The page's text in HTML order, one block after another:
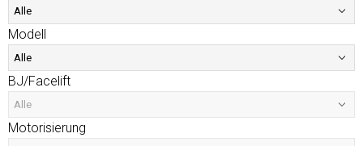
Modell
BJ/Facelift
Motorisierung